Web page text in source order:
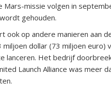
Mars-missie volgen in
gehouden.
ook op andere manieren aan
miljoen dollar (73 miljoen euro)
lanceren. Het bedrijf
Launch Alliance was meer